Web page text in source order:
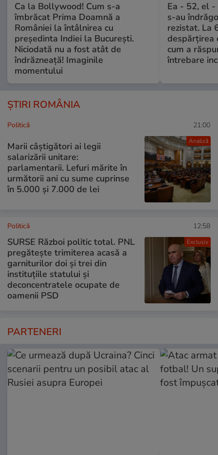
Ca la Bollywood! Cum s-a
îmbrăcat Prima Doamnă a
României la întâlnirea cu
președinta Indiei la București.
Niciodată nu a fost atât de
îndrăzneață! Imaginile
momentului
Ea - 52, el -
s-au
rezistat. La
despărțirea
cum a
întrebare
ȘTIRI ROMÂNIA
Analiză
Politică 21:00
Marii câștigători ai legii
salarizării unitare:
parlamentarii. Lefuri mărite în
următorii ani cu sume cuprinse
în 5.000 și 7.000 de lei
Exclusiv
Politică 12:58
SURSE Război politic total. PNL
pregătește trimiterea acasă a
garniturilor doi și trei din
instituțiile statului și
deconcentratele ocupate de
oamenii PSD
PARTENERI